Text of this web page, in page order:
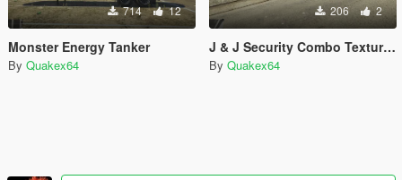
714 12
Monster Energy Tanker
By Quakex64
206 2
J & J Security Combo Textures
By Quakex64